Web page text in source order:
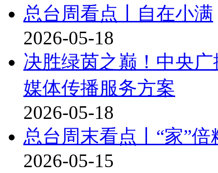
总台周看点丨自在小满
2026-05-18
决胜绿茵之巅！中央
媒体传播服务方案
2026-05-18
总台周末看点丨“家”倍
2026-05-15